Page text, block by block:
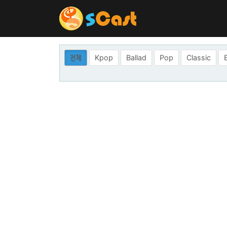
전체 Kpop Ballad Pop Classic